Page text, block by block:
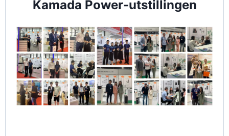
Kamada Power-utstillingen